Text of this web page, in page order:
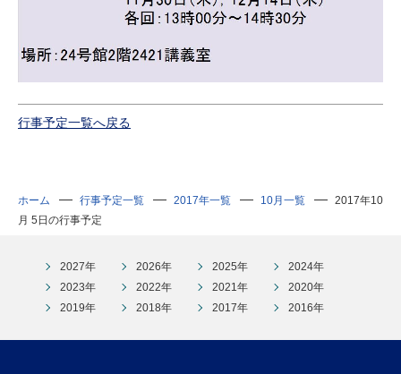
行事予定一覧へ戻る
ホーム 行事予定一覧 2017年一覧 10月一覧
2017年10
月 5日の行事予定
2027年 2026年 2025年
2024年
2023年
2022年 2021年
2020年
2019年
2018年 2017年 2016年